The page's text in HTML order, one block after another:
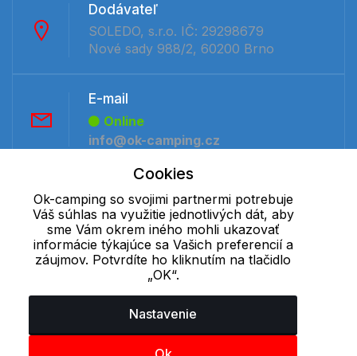
Dodávateľ
SOLEDO, s.r.o. IČ: 29298679
Nové sady 988/2, 60200 Brno
E-mail
Online
info@ok-camping.cz
Telefón:
Offline
+421 277 270 091
Cookie - podrobné nastavenie| Ďalšie informácie
osobných údajov
Cookies
Ok-camping so svojimi partnermi potrebuje
Váš súhlas na využitie jednotlivých dát, aby
sme Vám okrem iného mohli ukazovať
informácie týkajúce sa Vašich preferencií a
záujmov. Potvrdíte ho kliknutím na tlačidlo
„OK“.
Nastavenie